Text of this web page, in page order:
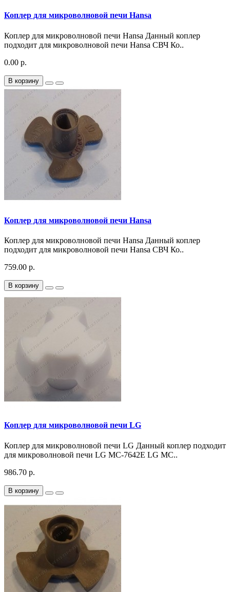
Коплер для микроволновой печи Hansa
Коплер для микроволновой печи Hansa Данный коплер
подходит для микроволновой печи Hansa СВЧ Ко..
0.00 р.
В корзину
Коплер для микроволновой печи Hansa
Коплер для микроволновой печи Hansa Данный коплер
подходит для микроволновой печи Hansa СВЧ Ко..
759.00 р.
В корзину
Коплер для микроволновой печи LG
Коплер для микроволновой печи LG Данный коплер подходит
для микроволновой печи LG MC-7642E LG MC..
986.70 р.
В корзину